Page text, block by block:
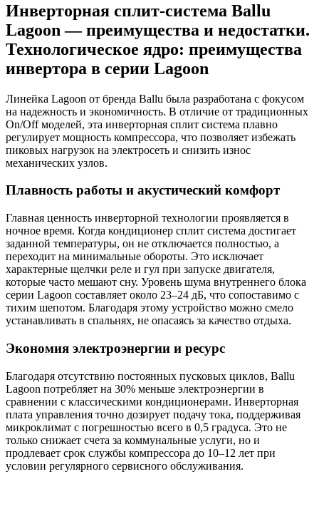
Инверторная сплит-система Ballu
Lagoon — преимущества и недостатки.
Технологическое ядро: преимущества
инвертора в серии Lagoon
Линейка Lagoon от бренда Ballu была разработана с фокусом
на надежность и экономичность. В отличие от традиционных
On/Off моделей, эта инверторная сплит система плавно
регулирует мощность компрессора, что позволяет избежать
пиковых нагрузок на электросеть и снизить износ
механических узлов.
Плавность работы и акустический комфорт
Главная ценность инверторной технологии проявляется в
ночное время. Когда кондиционер сплит система достигает
заданной температуры, он не отключается полностью, а
переходит на минимальные обороты. Это исключает
характерные щелчки реле и гул при запуске двигателя,
которые часто мешают сну. Уровень шума внутреннего блока
серии Lagoon составляет около 23–24 дБ, что сопоставимо с
тихим шепотом. Благодаря этому устройство можно смело
устанавливать в спальнях, не опасаясь за качество отдыха.
Экономия электроэнергии и ресурс
Благодаря отсутствию постоянных пусковых циклов, Ballu
Lagoon потребляет на 30% меньше электроэнергии в
сравнении с классическими кондиционерами. Инверторная
плата управления точно дозирует подачу тока, поддерживая
микроклимат с погрешностью всего в 0,5 градуса. Это не
только снижает счета за коммунальные услуги, но и
продлевает срок службы компрессора до 10–12 лет при
условии регулярного сервисного обслуживания.